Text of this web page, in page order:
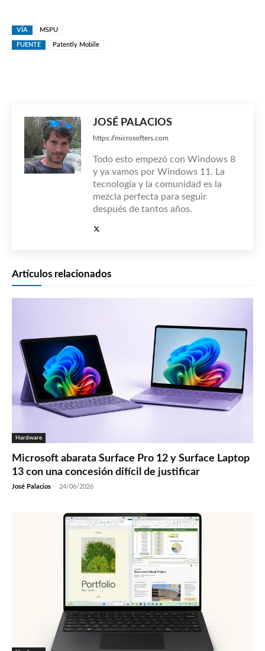
VÍA MSPU
FUENTE Patently Mobile
JOSÉ PALACIOS
https://microsofters.com
Todo esto empezó con Windows 8
y ya vamos por Windows 11. La
tecnología y la comunidad es la
mezcla perfecta para seguir
después de tantos años.
Artículos relacionados
Hardware
Microsoft abarata Surface Pro 12 y Surface Laptop
13 con una concesión difícil de justificar
José Palacios - 24/06/2026